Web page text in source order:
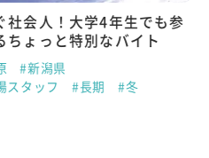
社会人！大学4年生でも参
ちょっと特別なバイト
#新潟県
スタッフ
#長期 #冬